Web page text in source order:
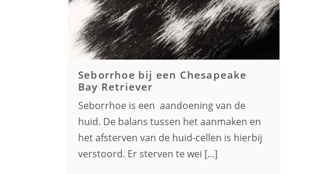
Seborrhoe bij een Chesapeake
Bay Retriever
Seborrhoe is een aandoening van de
huid. De balans tussen het aanmaken en
het afsterven van de huid-cellen is hierbij
verstoord. Er sterven te wei [...]